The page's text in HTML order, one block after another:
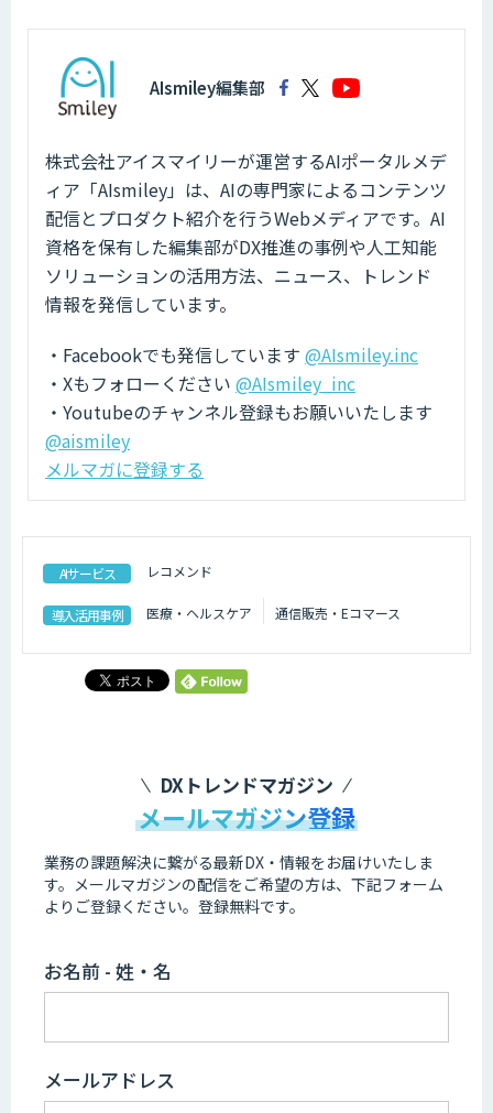
AIsmiley編集部
株式会社アイスマイリーが運営するAIポータルメデ
ィア「AIsmiley」は、AIの専門家によるコンテンツ
配信とプロダクト紹介を行うWebメディアです。AI
資格を保有した編集部がDX推進の事例や人工知能
ソリューションの活用方法、ニュース、トレンド
情報を発信しています。
・Facebookでも発信しています @AIsmiley.inc
・Xもフォローください @AIsmiley_inc
・Youtubeのチャンネル登録もお願いいたします
@aismiley
メルマガに登録する
AIサービス レコメンド
導入活用事例 医療・ヘルスケア 通信販売・Eコマース
DXトレンドマガジン
メールマガジン登録
業務の課題解決に繋がる最新DX・情報をお届けいたしま
す。 メールマガジンの配信をご希望の方は、下記フォーム
よりご登録ください。登録無料です。
お名前 - 姓・名
メールアドレス